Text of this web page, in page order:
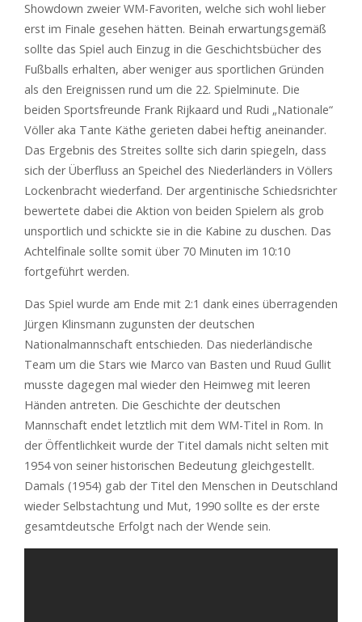
Showdown zweier WM-Favoriten, welche sich wohl lieber
erst im Finale gesehen hätten. Beinah erwartungsgemäß
sollte das Spiel auch Einzug in die Geschichtsbücher des
Fußballs erhalten, aber weniger aus sportlichen Gründen
als den Ereignissen rund um die 22. Spielminute. Die
beiden Sportsfreunde Frank Rijkaard und Rudi „Nationale“
Völler aka Tante Käthe gerieten dabei heftig aneinander.
Das Ergebnis des Streites sollte sich darin spiegeln, dass
sich der Überfluss an Speichel des Niederländers in Völlers
Lockenbracht wiederfand. Der argentinische Schiedsrichter
bewertete dabei die Aktion von beiden Spielern als grob
unsportlich und schickte sie in die Kabine zu duschen. Das
Achtelfinale sollte somit über 70 Minuten im 10:10
fortgeführt werden.
Das Spiel wurde am Ende mit 2:1 dank eines überragenden
Jürgen Klinsmann zugunsten der deutschen
Nationalmannschaft entschieden. Das niederländische
Team um die Stars wie Marco van Basten und Ruud Gullit
musste dagegen mal wieder den Heimweg mit leeren
Händen antreten. Die Geschichte der deutschen
Mannschaft endet letztlich mit dem WM-Titel in Rom. In
der Öffentlichkeit wurde der Titel damals nicht selten mit
1954 von seiner historischen Bedeutung gleichgestellt.
Damals (1954) gab der Titel den Menschen in Deutschland
wieder Selbstachtung und Mut, 1990 sollte es der erste
gesamtdeutsche Erfolgt nach der Wende sein.